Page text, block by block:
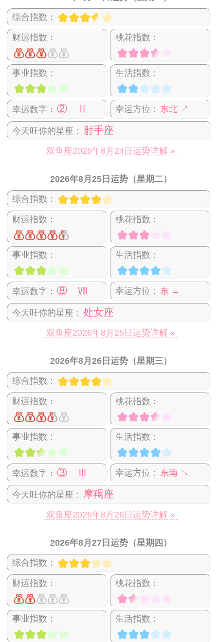
综合指数：
财运指数： 桃花指数：
事业指数： 生活指数：
幸运数字： ② Ⅱ 幸运方位： 东北 ↗
今天旺你的星座： 射手座
双鱼座2026年8月24日运势详解 »
2026年8月25日运势（星期二）
综合指数：
财运指数： 桃花指数：
事业指数： 生活指数：
幸运数字： ⑧ Ⅷ 幸运方位： 东 →
今天旺你的星座： 处女座
双鱼座2026年8月25日运势详解 »
2026年8月26日运势（星期三）
综合指数：
财运指数： 桃花指数：
事业指数： 生活指数：
幸运数字： ③ Ⅲ 幸运方位： 东南 ↘
今天旺你的星座： 摩羯座
双鱼座2026年8月26日运势详解 »
2026年8月27日运势（星期四）
综合指数：
财运指数： 桃花指数：
事业指数： 生活指数：